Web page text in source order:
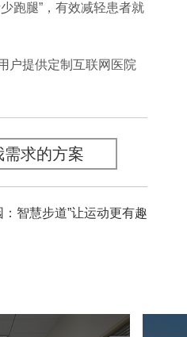
跑腿”，有效减轻患者就
提供定制互联网医院
求的方案
智慧步道”让运动更有趣